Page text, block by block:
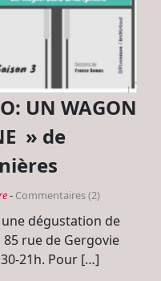
UN WAGON
» de
- Commentaires (2)
dégustation de
rue de Gergovie
21h. Pour […]